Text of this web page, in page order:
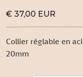
€ 37,00 EUR
Collier réglable en
20mm